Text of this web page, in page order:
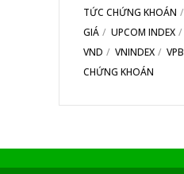
TỨC CHỨNG KHOÁN
GIÁ
UPCOM INDEX
VND
VNINDEX VPB
CHỨNG KHOÁN